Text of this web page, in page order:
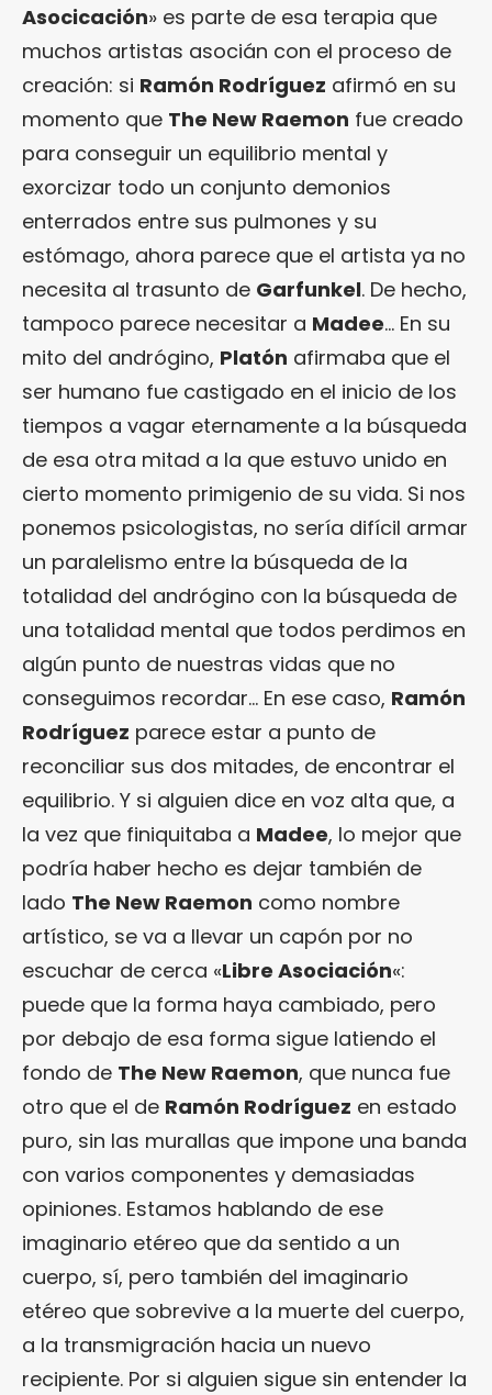
Asocicación» es parte de esa terapia que
muchos artistas asocián con el proceso de
creación: si Ramón Rodríguez afirmó en su
momento que The New Raemon fue creado
para conseguir un equilibrio mental y
exorcizar todo un conjunto demonios
enterrados entre sus pulmones y su
estómago, ahora parece que el artista ya no
necesita al trasunto de Garfunkel. De hecho,
tampoco parece necesitar a Madee… En su
mito del andrógino, Platón afirmaba que el
ser humano fue castigado en el inicio de los
tiempos a vagar eternamente a la búsqueda
de esa otra mitad a la que estuvo unido en
cierto momento primigenio de su vida. Si nos
ponemos psicologistas, no sería difícil armar
un paralelismo entre la búsqueda de la
totalidad del andrógino con la búsqueda de
una totalidad mental que todos perdimos en
algún punto de nuestras vidas que no
conseguimos recordar… En ese caso, Ramón
Rodríguez parece estar a punto de
reconciliar sus dos mitades, de encontrar el
equilibrio. Y si alguien dice en voz alta que, a
la vez que finiquitaba a Madee, lo mejor que
podría haber hecho es dejar también de
lado The New Raemon como nombre
artístico, se va a llevar un capón por no
escuchar de cerca «Libre Asociación«:
puede que la forma haya cambiado, pero
por debajo de esa forma sigue latiendo el
fondo de The New Raemon, que nunca fue
otro que el de Ramón Rodríguez en estado
puro, sin las murallas que impone una banda
con varios componentes y demasiadas
opiniones. Estamos hablando de ese
imaginario etéreo que da sentido a un
cuerpo, sí, pero también del imaginario
etéreo que sobrevive a la muerte del cuerpo,
a la transmigración hacia un nuevo
recipiente. Por si alguien sigue sin entender la